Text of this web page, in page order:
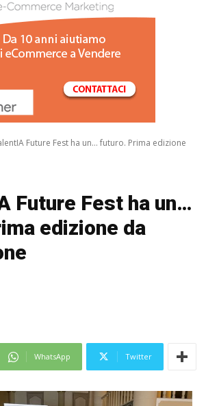
Future Fest ha un… futuro. Prima edizione
Future Fest ha un…
edizione da
WhatsApp Twitter